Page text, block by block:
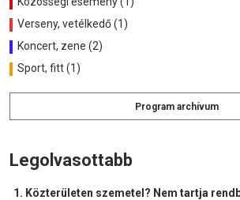
Verseny, vetélkedő (1)
Koncert, zene (2)
Sport, fitt (1)
Program archívum
Legolvasottabb
Közterületen szemetel? Nem tartja